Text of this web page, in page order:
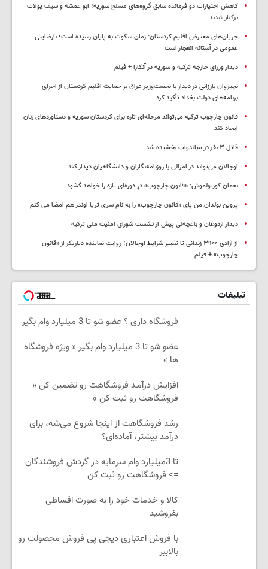
کاهش اختیارات دو فرمانده سابق گروه‌های مسلح سوریه؛ ابو عمشه و سیف پولات
برکنار شدند
جریان‌های معترض اقلیم کردستان: زمان سکوت به پایان رسیده است؛ نارضایتی
عمومی در آستانه انفجار است
دیدار وزرای خارجه ترکیه و سوریه در آنکارا + فیلم
نچیروان بارزانی در دیدار با نخست‌وزیر عراق بر حمایت اقلیم کردستان از اجرای
برنامه‌های دولت بغداد تأکید کرد
قانون چارچوب ترکیه می‌تواند مرحله‌ای تازه برای کردستان سوریه و دستاوردهای زنان
ایجاد کند
قاتل ٣ نفر در میاندوآب بخشیده شد
اوجالان می‌تواند در امرالی با روزنامه‌نگاران و دانشگاهیان دیدار کند
نعمان کورتولموش: «قانون چارچوب» درِ دوره‌ای تازه را خواهد گشود
پروین بولدان:من پای «قانون چارچوب» را به نام سری ثریا اوندر هم امضا می کنم
دیدار اردوغان و باغچه‌لی پیش از نشست شورای امنیت ملی ترکیه
از آزادی ۳۹۰۰ زندانی تا تغییر شرایط اوجالان؛ روایت نماینده دیاربکر از «قانون
چارچوب» + فیلم
تبلیغات
فروشگاه داری ؟ عضو شو تا 3 میلیارد وام بگیر
عضو شو تا 3 میلیارد وام بگیر « ویژه فروشگاه
ها »
افزایش درآمـد فروشگاهت رو تضمین کن «
فروشگاهت رو ثبت کن »
رشد فروشگاهت از اینجا شروع می‌شه، برای
درآمد بیشتر، آماده‌ای؟
تا 3میلیارد وام سرمایه در گردش فروشندگان
=> فروشگاهت رو ثبت کن
کالا و خدمات خود را به صورت اقساطی
بفروشید
با فروش اعتباری دیجی پی فروش محصولت رو
بالاببر